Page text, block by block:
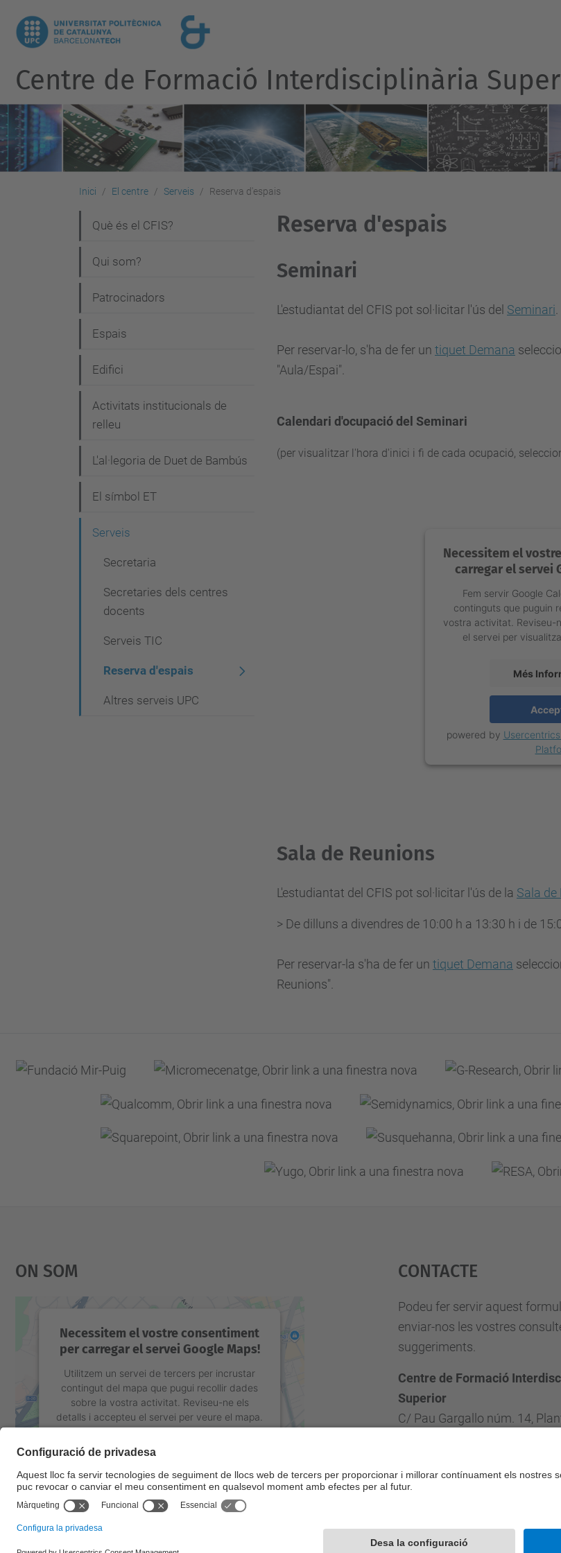
Centre de Formació Interdisciplinària
Inici El centre Serveis Reserva d'espais
Reserva d'espais
Seminari
L'estudiantat del CFIS pot sol·licitar l'ús del Seminari
Per reservar-lo, s'ha de fer un tiquet Demana
"Aula/Espai".
Calendari d'ocupació del Seminari
(per visualitzar l'hora d'inici i fi de cada ocupació,
Necessitem el
carregar el servei
Fem servir Google
continguts que puguin
vostra activitat. Reviseu-
el servei per
Més
powered by
Sala de Reunions
L'estudiantat del CFIS pot sol·licitar l'ús de la Sala de
> De dilluns a divendres de 10:00 h a 13:30 h i de
Per reservar-la s'ha de fer un tiquet Demana
Reunions".
a
v
g
a
i
Què és el CFIS?
Qui som?
Patrocinadors
Espais
Edifici
Activitats institucionals de
relleu
L'al·legoria de Duet de Bambús
El símbol ET
Serveis
Secretaria
Secretaries dels centres
docents
Serveis TIC
Reserva d'espais
Altres serveis UPC
On Som
Necessitem el vostre consentiment
per carregar el servei Google Maps!
Utilitzem un servei de tercers per incrustar
contingut del mapa que pugui recollir dades
sobre la vostra activitat. Reviseu-ne els
detalls i accepteu el servei per veure el mapa.
Més Informació
Accepta
powered by
Usercentrics Consent
Contacte
Podeu fer servir aquest
enviar-nos les vostres
suggeriments.
Centre de Formació
Superior
C/ Pau Gargallo núm. 14,
E-mail: